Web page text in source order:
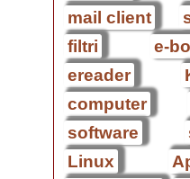
mail client
filtri
e-
ereader
computer
software
Linux